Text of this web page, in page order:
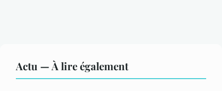
Actu — À lire également